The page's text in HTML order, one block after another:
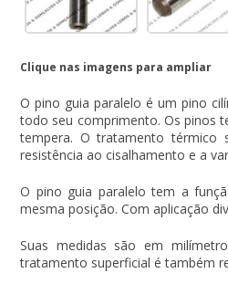
Clique nas imagens para ampliar
Opino guia paralelo é um pino
todo seu comprimento. Os pinos
tempera. O tratamento térmico
resistência ao cisalhamento e a
O pino guia paralelo tem a
mesma posição. Com aplicação
Suas medidas são em
tratamento superficial é também